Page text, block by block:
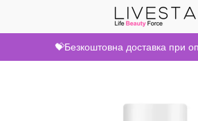
💝Безкоштовна доставка при